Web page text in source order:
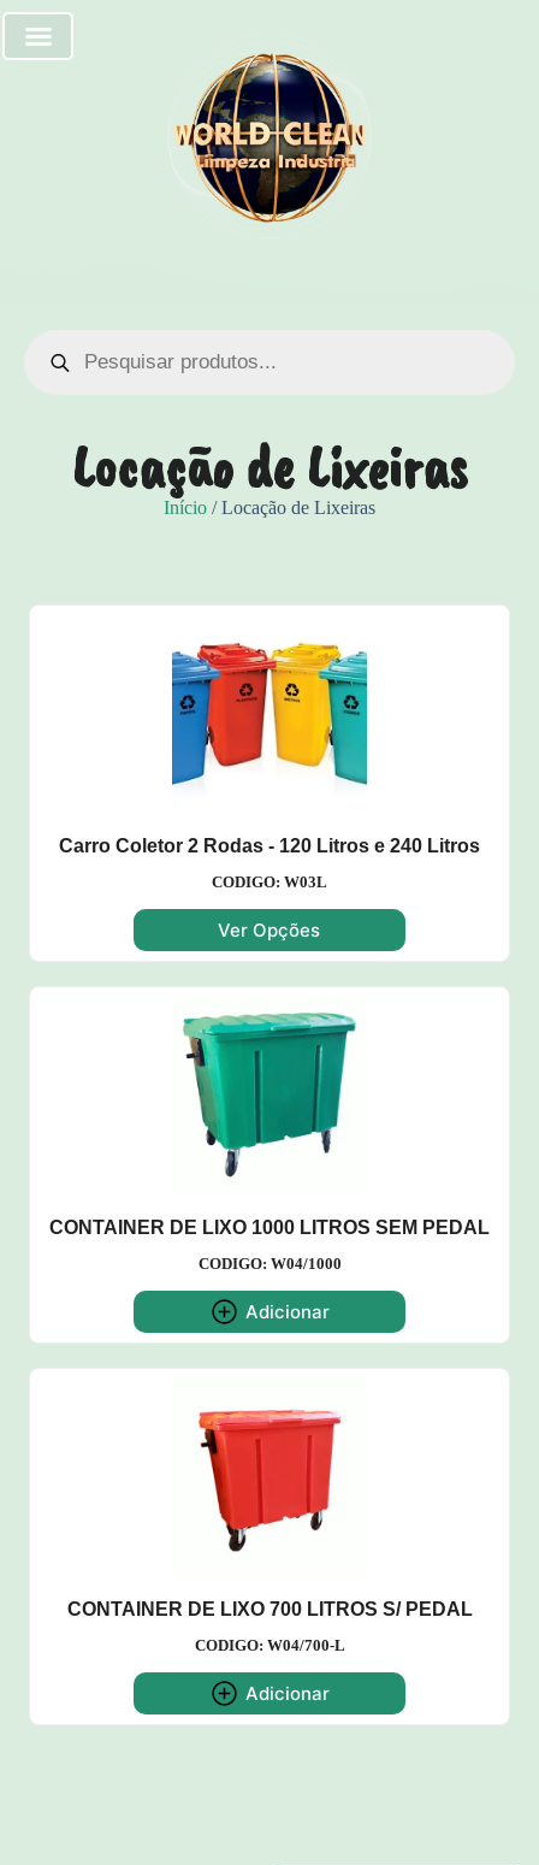
Locação de Lixeiras
Início / Locação de Lixeiras
Carro Coletor 2 Rodas - 120 Litros e 240 Litros
CODIGO: W03L
Ver Opções
CONTAINER DE LIXO 1000 LITROS SEM PEDAL
CODIGO: W04/1000
Adicionar
CONTAINER DE LIXO 700 LITROS S/ PEDAL
CODIGO: W04/700-L
Adicionar